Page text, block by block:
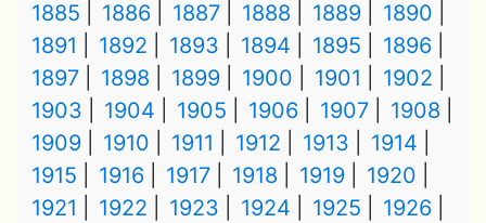
1885
1886 1887 1888 1889
1890
1891
1892 1893 1894 1895
1896
1897
1898 1899 1900 1901
1902
1903
1904 1905 1906 1907
1908
1909
1910 1911 1912 1913
1914
1915
1916 1917 1918 1919
1920
1921
1922 1923 1924 1925
1926